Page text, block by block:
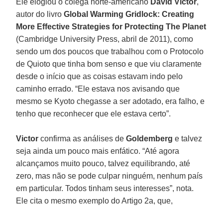
autor do livroGlobal Warming Gridlock: Creating
More Effective Strategies for Protecting The Planet
(Cambridge University Press, abril de 2011), como
sendo um dos poucos que trabalhou com o Protocolo
de Quioto que tinha bom senso e que viu claramente
desde o início que as coisas estavam indo pelo
caminho errado. “Ele estava nos avisando que
mesmo se Kyoto chegasse a ser adotado, era falho, e
tenho que reconhecer que ele estava certo”.
Victorconfirma as análises deGoldemberge talvez
seja ainda um pouco mais enfático. “Até agora
alcançamos muito pouco, talvez equilibrando, até
zero, mas não se pode culpar ninguém, nenhum país
em particular. Todos tinham seus interesses”, nota.
Ele cita o mesmo exemplo do Artigo 2a, que,